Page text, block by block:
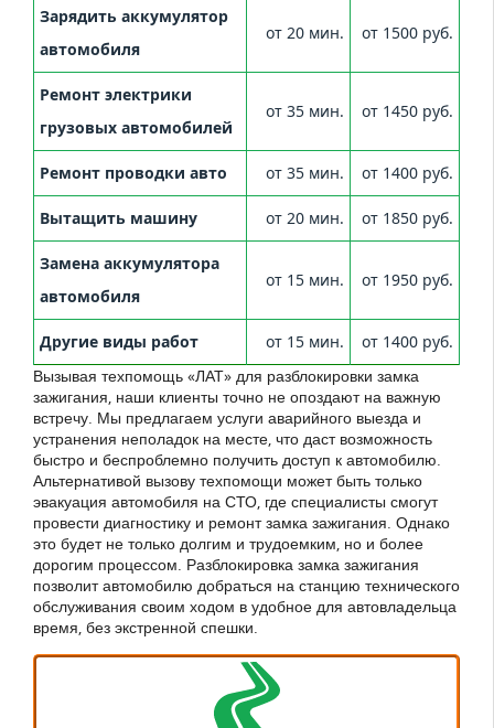
Зарядить аккумулятор
автомобиля
от 20 мин. от 1500 руб.
Ремонт электрики
грузовых автомобилей
от 35 мин. от 1450 руб.
Ремонт проводки авто от 35 мин. от 1400 руб.
Вытащить машину от 20 мин. от 1850 руб.
Замена аккумулятора
автомобиля
от 15 мин. от 1950 руб.
Другие виды работ от 15 мин.
от 1400 руб.
Вызывая техпомощь «ЛАТ» для разблокировки замка
зажигания, наши клиенты точно не опоздают на важную
встречу. Мы предлагаем услуги аварийного выезда и
устранения неполадок на месте, что даст возможность
быстро и беспроблемно получить доступ к автомобилю.
Альтернативой вызову техпомощи может быть только
эвакуация автомобиля на СТО, где специалисты смогут
провести диагностику и ремонт замка зажигания. Однако
это будет не только долгим и трудоемким, но и более
дорогим процессом. Разблокировка замка зажигания
позволит автомобилю добраться на станцию технического
обслуживания своим ходом в удобное для автовладельца
время, без экстренной спешки.